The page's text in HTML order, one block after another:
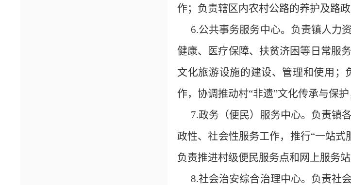
作；负责辖区内农村公路的养护及路政
6.公共事务服务中心。负责镇人力
健康、医疗保障、扶贫济困等日常服
文化旅游设施的建设、管理和使用
作，协调推动村“非遗”文化传承与保
7.政务（便民）服务中心。负责镇
政性、社会性服务工作，推行“一站式
负责推进村级便民服务点和网上服务
8.社会治安综合治理中心。负责社